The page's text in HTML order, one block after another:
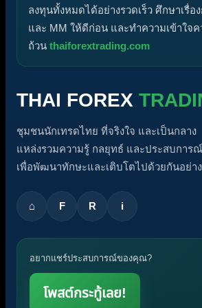
ลงทุนทั้งหมดได้อย่างรวดเร็ว ศึกษาเรื่อ
และ MM ให้ดีก่อน และทำความเข้าใจค
ถ้วน thaiforextrading.com
THAI FOREX
ชุมชนนักเทรดไทย ที่จริงใจ และเป็นกลาง
แหล่งรวมความรู้ กลยุทธ์ และประสบการ
เพื่อพัฒนาทักษะและเติบโตไปด้วยกันอย่า
⌂ F R i
อยากแชร์ประสบการณ์ของคุณ?
โพสต์กระทู้เลย!